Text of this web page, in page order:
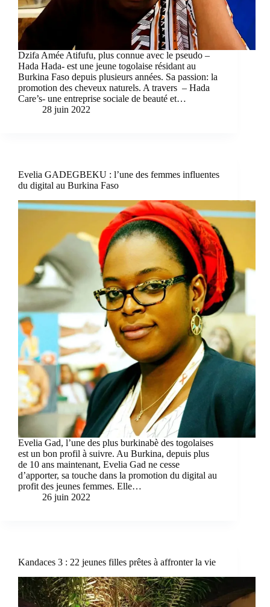
Dzifa Amée Atifufu, plus connue avec le pseudo –
Hada Hada- est une jeune togolaise résidant au
Burkina Faso depuis plusieurs années. Sa passion: la
promotion des cheveux naturels. A travers – Hada
Care’s- une entreprise sociale de beauté et…
28 juin 2022
Evelia GADEGBEKU : l’une des femmes influentes
du digital au Burkina Faso
Evelia Gad, l’une des plus burkinabè des togolaises
est un bon profil à suivre. Au Burkina, depuis plus
de 10 ans maintenant, Evelia Gad ne cesse
d’apporter, sa touche dans la promotion du digital au
profit des jeunes femmes. Elle…
26 juin 2022
Kandaces 3 : 22 jeunes filles prêtes à affronter la vie